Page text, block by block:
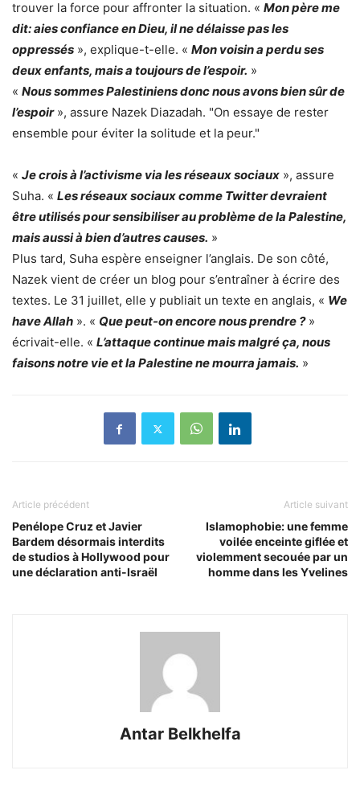
trouver la force pour affronter la situation. « Mon père me
dit: aies confiance en Dieu, il ne délaisse pas les
oppressés », explique-t-elle. « Mon voisin a perdu ses
deux enfants, mais a toujours de l’espoir. »
« Nous sommes Palestiniens donc nous avons bien sûr de
l’espoir », assure Nazek Diazadah. "On essaye de rester
ensemble pour éviter la solitude et la peur."
« Je crois à l’activisme via les réseaux sociaux », assure
Suha. « Les réseaux sociaux comme Twitter devraient
être utilisés pour sensibiliser au problème de la Palestine,
mais aussi à bien d’autres causes. »
Plus tard, Suha espère enseigner l’anglais. De son côté,
Nazek vient de créer un blog pour s’entraîner à écrire des
textes. Le 31 juillet, elle y publiait un texte en anglais, « We
have Allah ». « Que peut-on encore nous prendre ? »
écrivait-elle. « L’attaque continue mais malgré ça, nous
faisons notre vie et la Palestine ne mourra jamais. »
Article précédent
Penélope Cruz et Javier
Bardem désormais interdits
de studios à Hollywood pour
une déclaration anti-Israël
Article suivant
Islamophobie: une femme
voilée enceinte giflée et
violemment secouée par un
homme dans les Yvelines
Antar Belkhelfa